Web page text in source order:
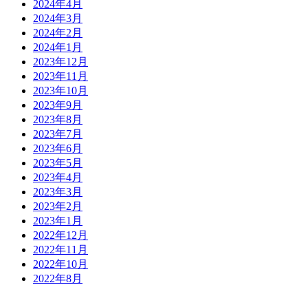
2024年4月
2024年3月
2024年2月
2024年1月
2023年12月
2023年11月
2023年10月
2023年9月
2023年8月
2023年7月
2023年6月
2023年5月
2023年4月
2023年3月
2023年2月
2023年1月
2022年12月
2022年11月
2022年10月
2022年8月